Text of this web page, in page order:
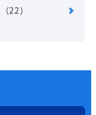
（22）